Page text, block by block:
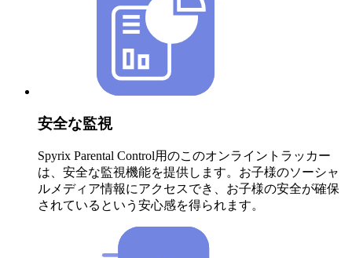
安全な監視
Spyrix Parental Control用のこのオンライントラッカー
は、安全な監視機能を提供します。お子様のソーシャ
ルメディア情報にアクセスでき、お子様の安全が確保
されているという安心感を得られます。